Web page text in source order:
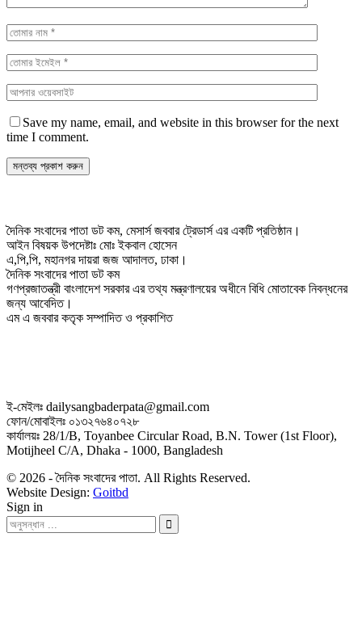
Save my name, email, and website in this browser for the next
time I comment.
দৈনিক সংবাদের পাতা ডট কম, মেসার্স জববার ট্রেডার্স এর একটি প্রতিষ্ঠান।
আইন বিষয়ক উপদেষ্টাঃ মোঃ ইকবাল হোসেন
এ,পি,পি, মহানগর দায়রা জজ আদালত, ঢাকা।
দৈনিক সংবাদের পাতা ডট কম
গণপ্রজাতন্ত্রী বাংলাদেশ সরকার এর তথ্য মন্ত্রণালয়ের অধীনে বিধি মোতাবেক নিবন্ধনের
জন্য আবেদিত।
এম এ জববার কতৃক সম্পাদিত ও প্রকাশিত
ই-মেইলঃ dailysangbaderpata@gmail.com
ফোন/মোবাইলঃ ০১৩২৭৬৪০৭২৮
কার্যালয়ঃ 28/1/B, Toyanbee Circular Road, B.N. Tower (1st Floor),
Motijheel C/A, Dhaka - 1000, Bangladesh
© 2026 - দৈনিক সংবাদের পাতা. All Rights Reserved.
Website Design: Goitbd
Sign in